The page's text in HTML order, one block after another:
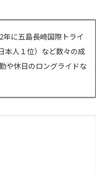
に五島長崎国際トライ
本人１位）など数々の成
や休日のロングライドな